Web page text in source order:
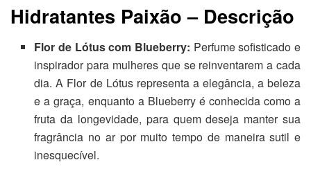
Hidratantes Paixão – Descrição
Flor de Lótus com Blueberry: Perfume sofisticado e
inspirador para mulheres que se reinventarem a cada
dia. A Flor de Lótus representa a elegância, a beleza
e a graça, enquanto a Blueberry é conhecida como a
fruta da longevidade, para quem deseja manter sua
fragrância no ar por muito tempo de maneira sutil e
inesquecível.